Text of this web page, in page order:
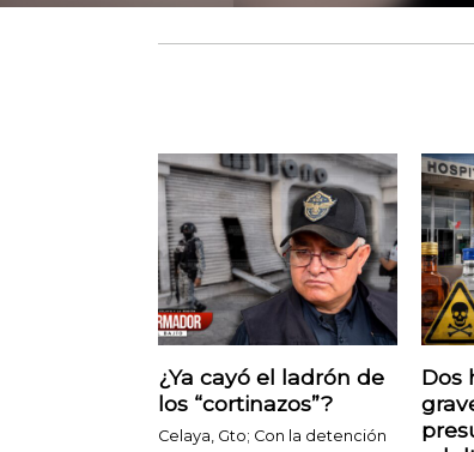
¿Ya cayó el ladrón de
los “cortinazos”?
Celaya, Gto; Con la detención
Dos